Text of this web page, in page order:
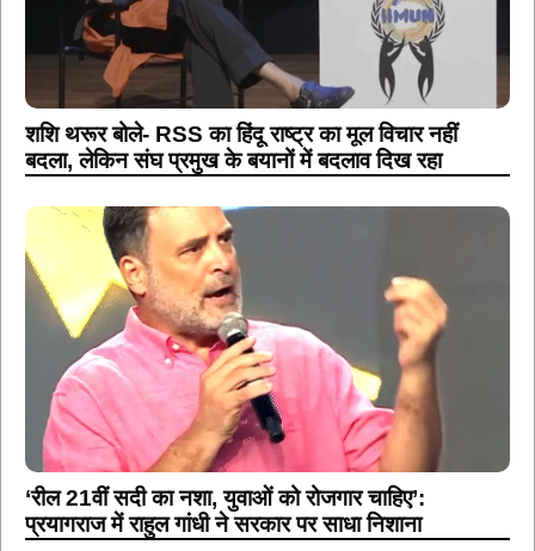
शशि थरूर बोले- RSS का हिंदू राष्ट्र का मूल विचार नहीं
बदला, लेकिन संघ प्रमुख के बयानों में बदलाव दिख रहा
‘रील 21वीं सदी का नशा, युवाओं को रोजगार चाहिए’:
प्रयागराज में राहुल गांधी ने सरकार पर साधा निशाना